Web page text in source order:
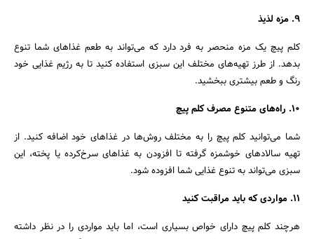
9. مزه لذیذ
کلم پیچ یک مزه منحصر به فرد دارد که می‌تواند به طعم غذاهای شما تنوع
بدهد. از طرز تهیه‌های مختلف این سبزی استفاده کنید تا به رژیم غذایی خود
رنگ و طعم بیشتری ببخشید.
10. راه‌های متنوع مصرف کلم پیچ
شما می‌توانید کلم پیچ را به مختلف روش‌ها در غذاهای خود اضافه کنید. از
تهیه سالاد‌های خوشمزه گرفته تا افزودن به غذاهای سرخ‌کرده یا پخته، این
سبزی می‌تواند به تنوع غذایی شما افزوده شود.
11. مواردی که باید مراقبت کنید
هرچند کلم پیچ دارای خواص بسیاری است، اما باید مواردی را در نظر داشته